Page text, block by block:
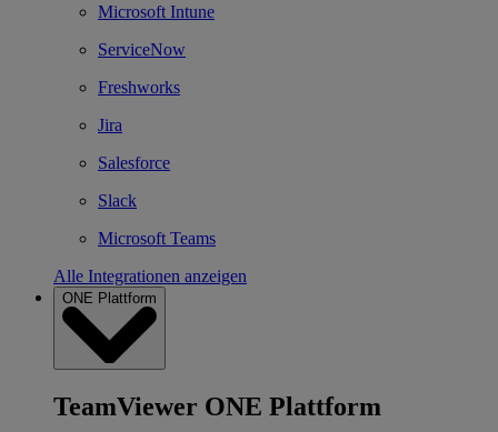
Microsoft Intune
ServiceNow
Freshworks
Jira
Salesforce
Slack
Microsoft Teams
Alle Integrationen anzeigen
ONE Plattform
TeamViewer ONE Plattform